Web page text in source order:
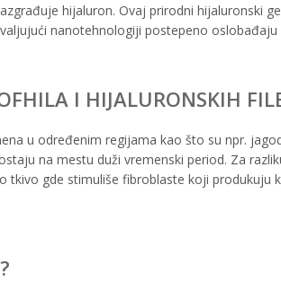
hijaluron. Ovaj prirodni hijaluronski
nanotehnologiji postepeno oslobađaju
I HIJALURONSKIH
u određenim regijama kao što su npr.
na mestu duži vremenski period. Za
gde stimuliše fibroblaste koji produkuju